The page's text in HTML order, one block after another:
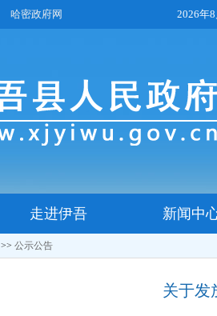
哈密政府网 2026年
走进伊吾 新闻中
>> 公示公告
关于发